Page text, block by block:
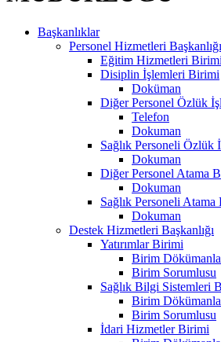
Başkanlıklar
Personel Hizmetleri Başkanlığı
Eğitim Hizmetleri Birimi
Disiplin İşlemleri Birimi
Doküman
Diğer Personel Özlük
Telefon
Dokuman
Sağlık Personeli Özlük
Dokuman
Diğer Personel Atama
Dokuman
Sağlık Personeli
Dokuman
Destek Hizmetleri Başkanlığı
Yatırımlar Birimi
Birim
Birim Sorumlusu
Sağlık Bilgi Sistemleri
Birim
Birim Sorumlusu
İdari Hizmetler Birimi